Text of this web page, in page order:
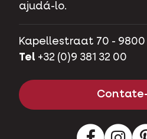
ajudá-lo.
Kapellestraat 70 - 9800
Tel +32 (0)9 381 32 00
Facebook